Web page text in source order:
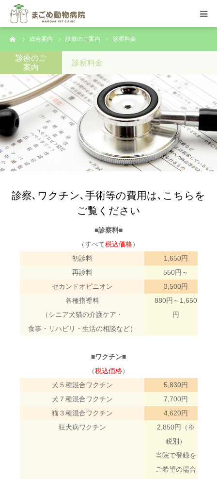
総合案内 診療のご案内 診察料金
診療のご
案内
診察料金
診察､ワクチン､手術等の費用は､こちらを
ご覧ください
■診察料■
（すべて税込価格）
初診料
1,650円
再診料
550円～
セカンドオピニオン
3,500円
各種指導料
（シニア犬猫の介護ケア・
食事・リハビリ・生活の相談など）
880円～1,650
円
■ワクチン■
（税込価格）
犬５種混合ワクチン
5,830円
犬７種混合ワクチン
7,700円
猫３種混合ワクチン
4,620円
狂犬病ワクチン
2,850円（※
税別）
当院で登録を
ご希望の場合
総合案内
院内の様子
トリミング
スタッフ紹介
求人のご案内